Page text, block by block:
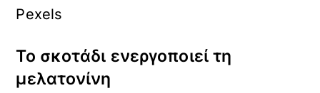
Pexels
Το σκοτάδι ενεργοποιεί τη
μελατονίνη